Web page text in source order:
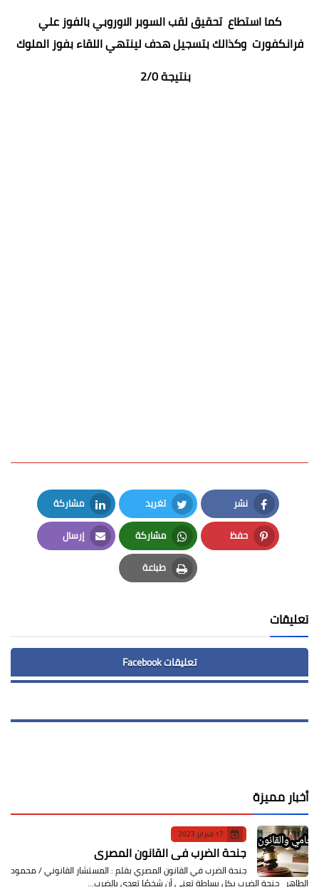
كما استطاع تحقيق لقب السوبر الاوروبي بالفوز علي
فرانكفورت وكذالك بتسجيل هدف لينتهي اللقاء بفوز الملوك
بنتيجة 2/0
نشر
Facebook
تغريد
Twitter
مشاركة
LinkedIn
حفظ
Pinterest
مشاركة
Whatsapp
إرسال
Email
طباعة
Print
تعليقات
تعليقات Facebook
أخبار مميزة
17 فبراير 2023
جنحة الضرب في القانون المصري
جنحة الضرب في القانون المصري بقلم : المستشار القانوني / محمود
الطاهر جنحة الضرب بكل بساطة تعني أن شخصًا تعدى بالضرب…